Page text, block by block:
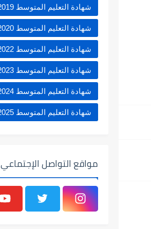
شهادة التعليم المتوسط 2019
شهادة التعليم المتوسط 2020
شهادة التعليم المتوسط 2022
شهادة التعليم المتوسط 2023
شهادة التعليم المتوسط 2024
شهادة التعليم المتوسط 2025
مواقع التواصل الإجتماعي